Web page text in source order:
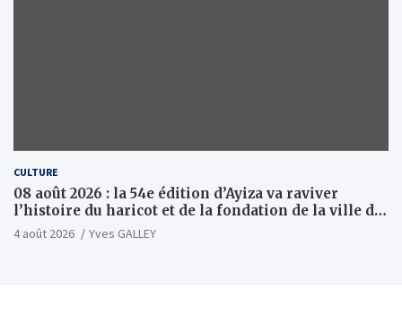
CULTURE
08 août 2026 : la 54e édition d’Ayiza va raviver
l’histoire du haricot et de la fondation de la ville de
Tsévié
4 août 2026 Yves GALLEY